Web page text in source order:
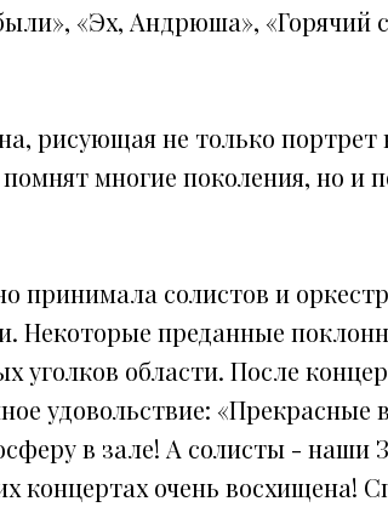
«Эх, Андрюша», «Горячий
рисующая не только портрет
многие поколения, но и
принимала солистов и
Некоторые преданные
уголков области. После
удовольствие: «Прекрасные
в зале! А солисты - наши
концертах очень восхищена!